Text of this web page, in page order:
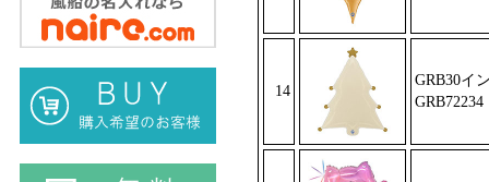
14
GRB30イ
GRB72234